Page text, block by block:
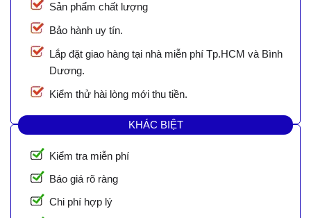
Sản phẩm chất lượng
Bảo hành uy tín.
Lắp đặt giao hàng tại nhà miễn phí Tp.HCM và Bình
Dương.
Kiểm thử hài lòng mới thu tiền.
KHÁC BIỆT
Kiểm tra miễn phí
Báo giá rõ ràng
Chi phí hợp lý